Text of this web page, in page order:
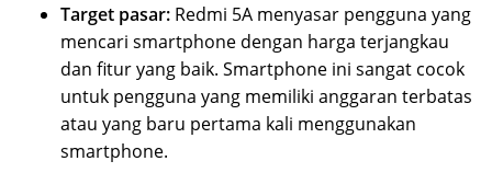
Target pasar: Redmi 5A menyasar pengguna yang
mencari smartphone dengan harga terjangkau
dan fitur yang baik. Smartphone ini sangat cocok
untuk pengguna yang memiliki anggaran terbatas
atau yang baru pertama kali menggunakan
smartphone.